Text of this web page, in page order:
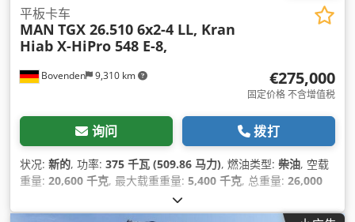
Bovenden 9,310 km
平板卡车
MAN TGX 26.510 6x2-4 LL, Kran
Hiab X-HiPro 548 E-8,
€275,000
固定价格 不含增值税
询问 拨打
状况: 新的, 功率: 375 千瓦 (509.86 马力), 燃油类型: 柴油, 空载
重量: 20,600 千克, 最大载重重量: 5,400 千克, 总重量: 26,000
5,550 毫米
驾驶室:卧铺驾驶室, 齿轮类型:自动, 排放等级:欧6, 悬挂系统: